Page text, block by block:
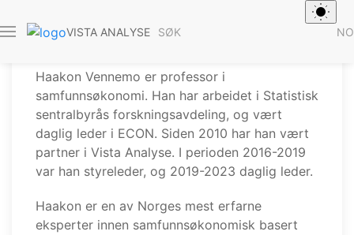
VISTA ANALYSE SØK NO
Haakon Vennemo
Haakon Vennemo er professor i
samfunnsøkonomi. Han har arbeidet i Statistisk
sentralbyrås forskningsavdeling, og vært
daglig leder i ECON. Siden 2010 har han vært
partner i Vista Analyse. I perioden 2016-2019
var han styreleder, og 2019-2023 daglig leder.
Haakon er en av Norges mest erfarne
eksperter innen samfunnsøkonomisk basert